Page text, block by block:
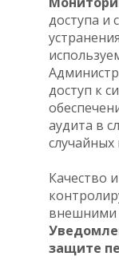
доступа и
доступ к
аудита в
Качество
внешними
защите